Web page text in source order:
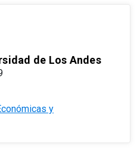
de Los Andes
y